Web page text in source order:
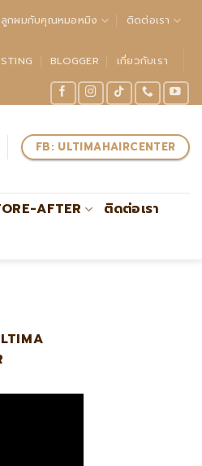
กผมกับคุณหมอหมิง ติดต่อเรา
BLOGGER เกี่ยวกับเรา
FB: ULTIMAHAIRCENTER
AFTER
ติดต่อเรา